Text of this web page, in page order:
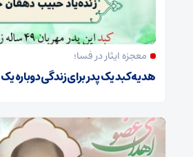
معجزه ایثار در فسا؛
هدیه کبد یک پدر برای زندگی دوباره